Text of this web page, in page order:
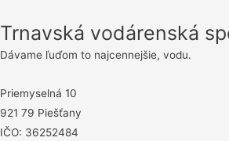
článku
Trnavská vodárenská
Dávame ľuďom to najcennejšie, vodu.
Priemyselná 10
921 79 Piešťany
IČO: 36252484